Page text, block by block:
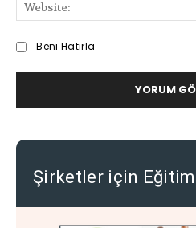
Beni Hatırla
Şirketler için